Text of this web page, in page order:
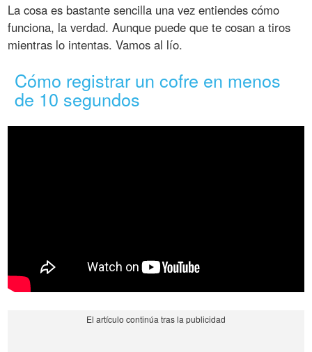
La cosa es bastante sencilla una vez entiendes cómo
funciona, la verdad. Aunque puede que te cosan a tiros
mientras lo intentas. Vamos al lío.
Cómo registrar un cofre en menos
de 10 segundos